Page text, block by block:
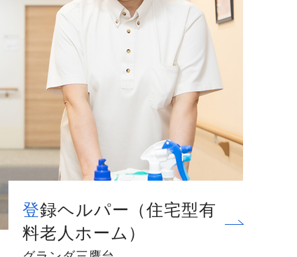
登録ヘルパー（住宅型有
料老人ホーム）